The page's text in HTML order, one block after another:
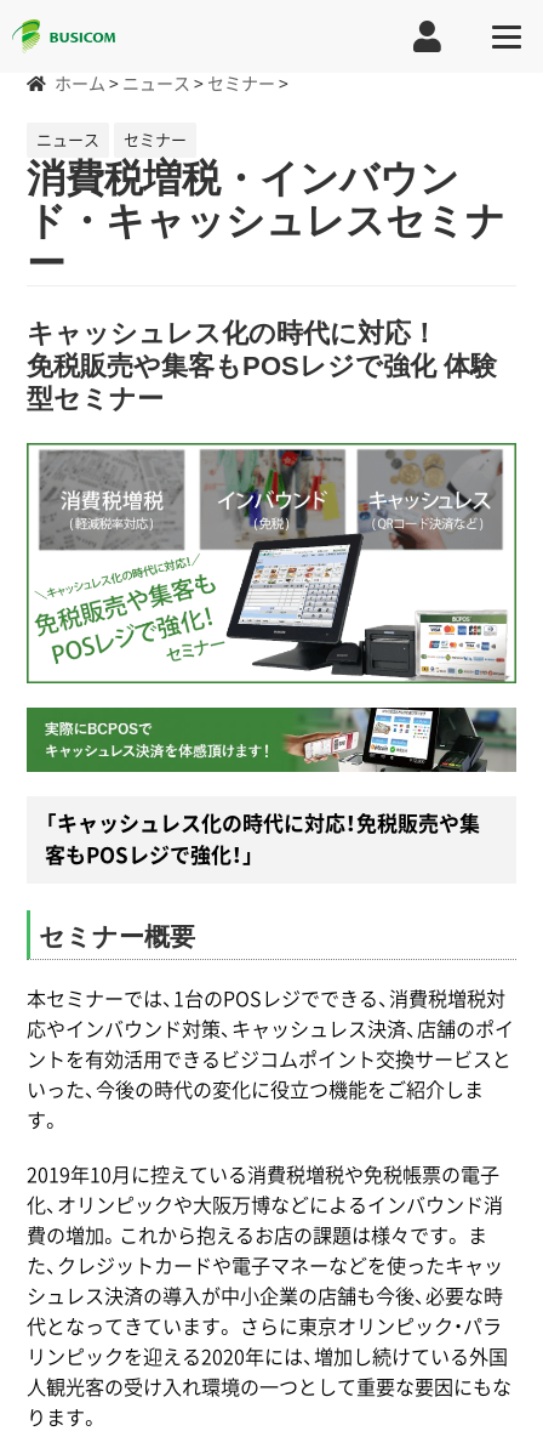
ホーム > ニュース > セミナー >
ニュース セミナー
消費税増税・インバウン
ド・キャッシュレスセミナ
ー
キャッシュレス化の時代に対応！
免税販売や集客もPOSレジで強化 体験
型セミナー
「キャッシュレス化の時代に対応！免税販売や集
客もPOSレジで強化！」
セミナー概要
本セミナーでは、1台のPOSレジでできる、消費税増税対
応やインバウンド対策、キャッシュレス決済、店舗のポイ
ントを有効活用できるビジコムポイント交換サービスと
いった、今後の時代の変化に役立つ機能をご紹介しま
す。
2019年10月に控えている消費税増税や免税帳票の電子
化、オリンピックや大阪万博などによるインバウンド消
費の増加。これから抱えるお店の課題は様々です。 ま
た、クレジットカードや電子マネーなどを使ったキャッ
シュレス決済の導入が中小企業の店舗も今後、必要な時
代となってきています。 さらに東京オリンピック・パラ
リンピックを迎える2020年には、増加し続けている外国
人観光客の受け入れ環境の一つとして重要な要因にもな
ります。